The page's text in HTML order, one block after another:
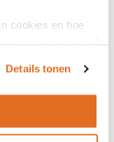
cookies en hoe
Details tonen